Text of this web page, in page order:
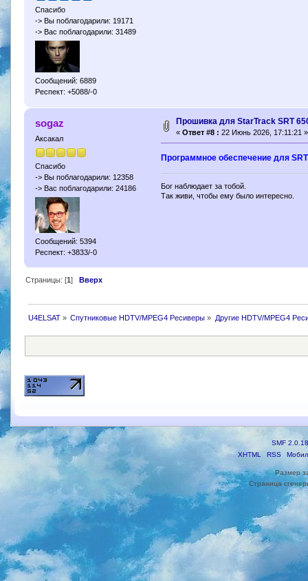
Спасибо
-> Вы поблагодарили: 19171
-> Вас поблагодарили: 31489
Сообщений: 6889
Респект: +5088/-0
sogaz
Аксакал
Спасибо
-> Вы поблагодарили: 12358
-> Вас поблагодарили: 24186
Сообщений: 5394
Респект: +3833/-0
Прошивка для StarTrack SRT
« Ответ #8 : 22 Июнь 2026, 17:11:21 »
Программное обеспечение для
Бог наблюдает за тобой.
Так живи, чтобы ему было интересно.
Страницы: [1 ] Вверх
U4ELSAT» Спутниковые HDTV/MPEG4 Ресиверы » Другие HDTV/MPEG4
SMF 2.0.18
XHTML
RSS
Размер
Страница